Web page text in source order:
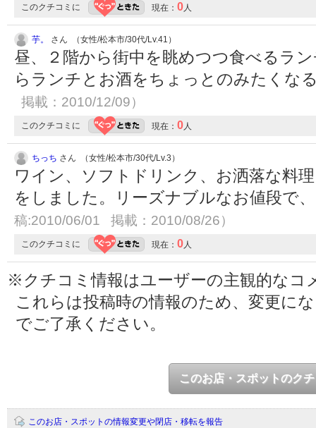
このクチコミに 現在： 0人
芋。 さん （女性/松本市/30代/Lv.41）
昼、２階から街中を眺めつつ食べるラ
らランチとお酒をちょっとのみたくな
掲載：2010/12/09）
このクチコミに 現在： 0人
ちっち さん （女性/松本市/30代/Lv.3）
ワイン、ソフトドリンク、お洒落な料
をしました。リーズナブルなお値段で
稿:2010/06/01 掲載：2010/08/26）
このクチコミに 現在： 0人
※クチコミ情報はユーザーの主観的なコ
これらは投稿時の情報のため、変更に
でご了承ください。
このお店・スポットのク
このお店・スポットの情報変更や閉店・移転を報告